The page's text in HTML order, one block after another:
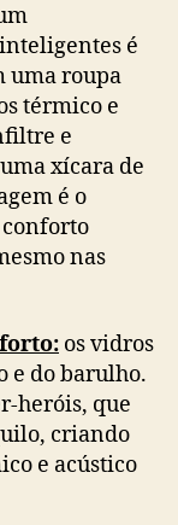
é
uma roupa
térmico e
e
xícara de
é o
nas
os vidros
e do barulho.
heróis, que
criando
e acústico